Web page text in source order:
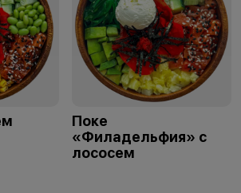
Поке
«Филадельфия» с
лососем